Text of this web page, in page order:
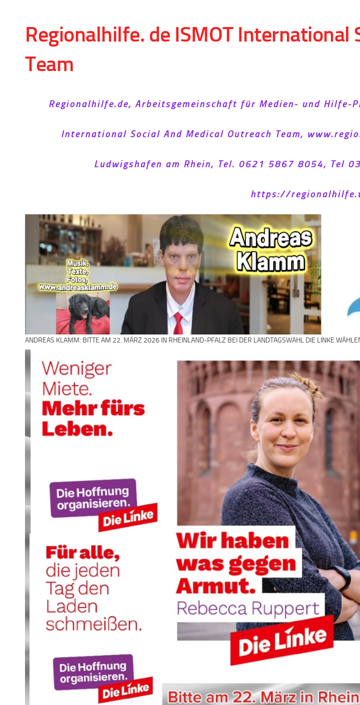
Regionalhilfe. de ISMOT International
Team
Regionalhilfe.de, Arbeitsgemeinschaft für Medien- und Hilfe-
International Social And Medical Outreach Team,
Ludwigshafen am Rhein, Tel. 0621 5867 8054, Tel
https://
ANDREAS KLAMM: BITTE AM 22. MÄRZ 2026 IN RHEINLAND-PFALZ BEI DER LANDTAGSWAHL DIE LINKE